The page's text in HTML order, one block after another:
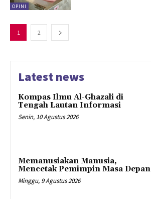
OPINI
1 2
Latest news
Kompas Ilmu Al-Ghazali di
Tengah Lautan Informasi
Senin, 10 Agustus 2026
Memanusiakan Manusia,
Mencetak Pemimpin Masa Depan
Minggu, 9 Agustus 2026